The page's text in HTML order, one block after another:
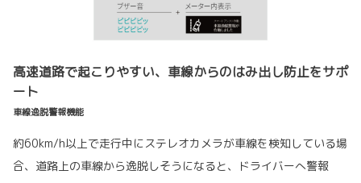
高速道路で起こりやすい、車線からのはみ出し防止をサポ
ート
車線逸脱警報機能
約60km/h以上で走行中にステレオカメラが車線を検知している場
合、道路上の車線から逸脱しそうになると、ドライバーへ警報